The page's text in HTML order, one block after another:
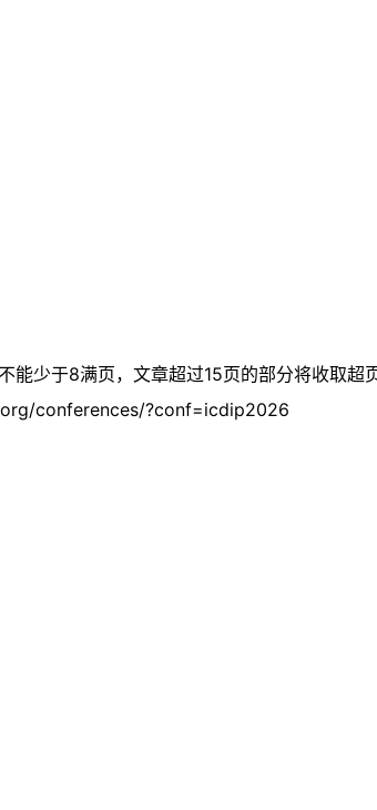
少于8满页，文章超过15页的部分将收取
conferences/?conf=icdip2026